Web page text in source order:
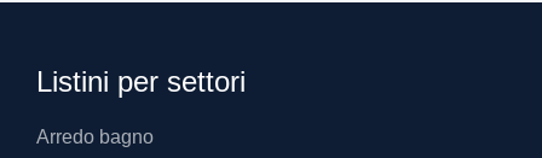
Listini per settori
Arredo bagno